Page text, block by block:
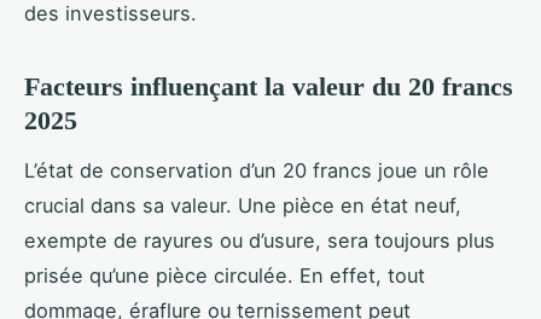
des investisseurs.
Facteurs influençant la valeur du 20 francs
2025
L’état de conservation d’un 20 francs joue un rôle
crucial dans sa valeur. Une pièce en état neuf,
exempte de rayures ou d’usure, sera toujours plus
prisée qu’une pièce circulée. En effet, tout
dommage, éraflure ou ternissement peut